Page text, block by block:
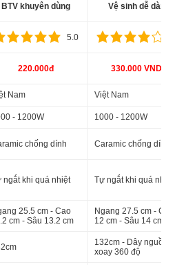
BTV khuyên dùng Vệ sinh dễ dàng
5.0
220.000đ 330.000 VNDđ
Nam Việt Nam
- 1200W 1000 - 1200W
chống dính Caramic chống dính
ngắt khi quá nhiệt Tự ngắt khi quá nhiệt
25.5 cm - Cao
cm - Sâu 13.2 cm
Ngang 27.5 cm - Cao
12 cm - Sâu 14 cm
132cm - Dây nguồn
xoay 360 độ